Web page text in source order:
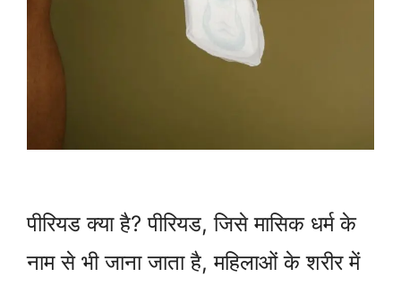
पीरियड क्या है? पीरियड, जिसे मासिक धर्म के
नाम से भी जाना जाता है, महिलाओं के शरीर में